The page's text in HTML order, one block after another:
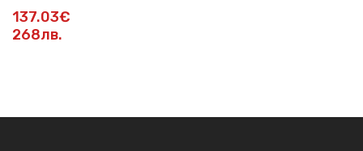
137.03€
268лв.